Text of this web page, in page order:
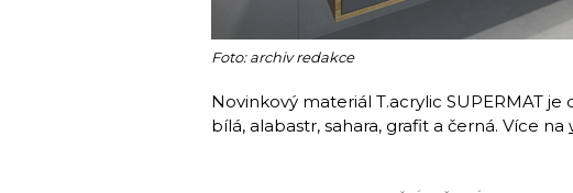
Foto: archiv redakce
Novinkový materiál T.acrylic SUPERMAT
bílá, alabastr, sahara, grafit a černá. Více na